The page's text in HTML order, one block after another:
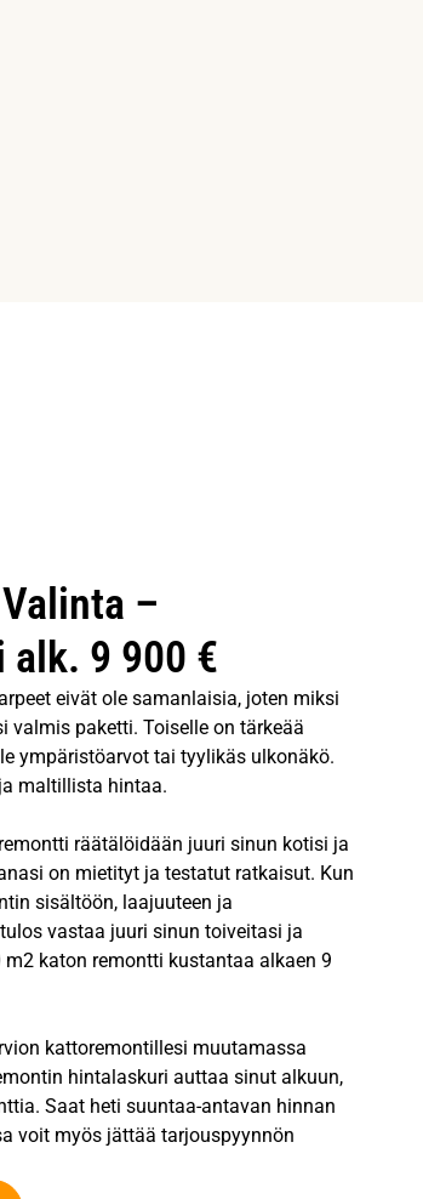
–
9 900 €
eivät ole samanlaisia, joten miksi
valmis paketti. Toiselle on tärkeää
ympäristöarvot tai tyylikäs ulkonäkö.
maltillista hintaa.
räätälöidään juuri sinun kotisi ja
on mietityt ja testatut ratkaisut. Kun
sisältöön, laajuuteen ja
vastaa juuri sinun toiveitasi ja
katon remontti kustantaa alkaen 9
kattoremontillesi muutamassa
hintalaskuri auttaa sinut alkuun,
Saat heti suuntaa-antavan hinnan
voit myös jättää tarjouspyynnön